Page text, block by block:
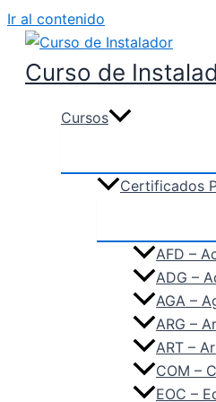
Ir al contenido
Curso de
Cursos
Certificados
AFD –
ADG –
AGA –
ARG –
ART –
COM –
EOC –